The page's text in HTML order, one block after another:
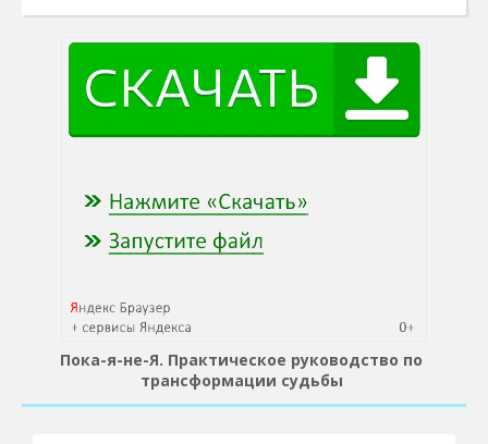
Пока-я-не-Я. Практическое руководство по
трансформации судьбы